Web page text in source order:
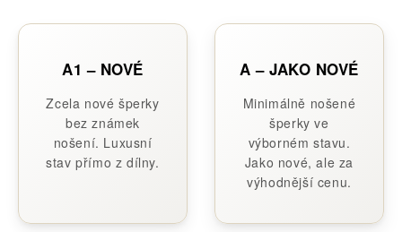
A1 – NOVÉ
Zcela nové šperky
bez známek
nošení. Luxusní
stav přímo z dílny.
A – JAKO NOVÉ
Minimálně nošené
šperky ve
výborném stavu.
Jako nové, ale za
výhodnější cenu.